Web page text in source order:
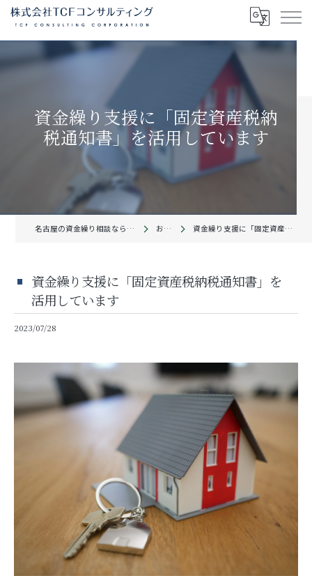
資金繰り支援に「固定資産税納
税通知書」を活用しています
名古屋の資金繰り相談なら株式会社TCFコンサルティング お知らせ 資金繰り支援に「固定資産税納税通知書」を活用しています
資金繰り支援に「固定資産税納税通知書」を
活用しています
2023/07/28